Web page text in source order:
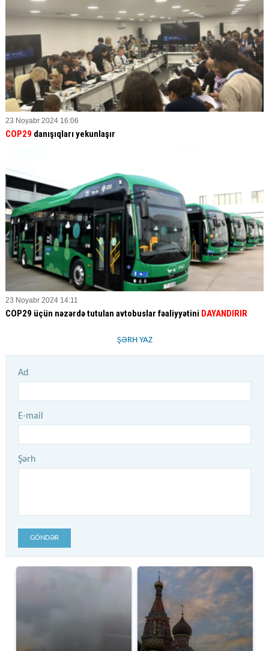
23 Noyabr 2024 16:06
COP29 danışıqları yekunlaşır
23 Noyabr 2024 14:11
COP29 üçün nəzərdə tutulan avtobuslar fəaliyyətini DAYANDIRIR
ŞƏRH YAZ
Ad
E-mail
Şərh
GÖNDƏR